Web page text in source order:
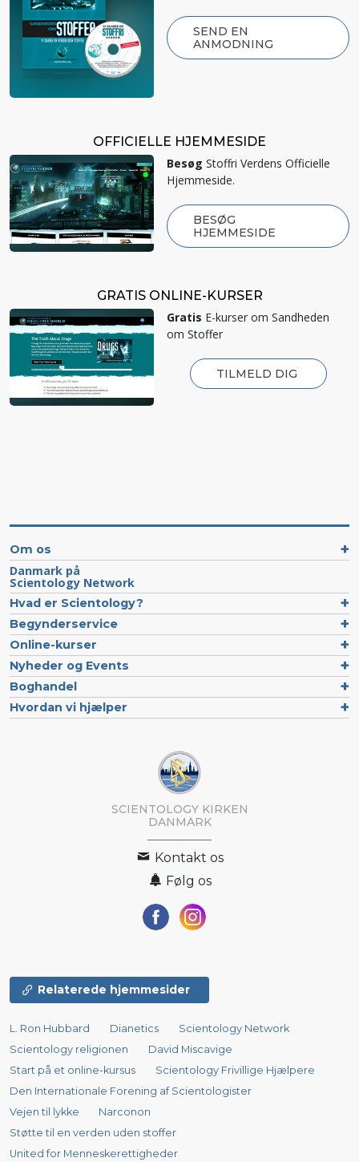
SEND EN
ANMODNING
OFFICIELLE HJEMMESIDE
Besøg Stoffri Verdens Officielle
Hjemmeside.
BESØG
HJEMMESIDE
GRATIS ONLINE-KURSER
Gratis E-kurser om Sandheden
om Stoffer
TILMELD DIG
Om os
Danmark på
Scientology Network
Hvad er Scientology?
Begynderservice
Online-kurser
Nyheder og Events
Boghandel
Hvordan vi hjælper
SCIENTOLOGY KIRKEN
DANMARK
Kontakt os
Følg os
Relaterede hjemmesider
L. Ron Hubbard Dianetics
Scientology Network
Scientology religionen
David Miscavige
Start på et online-kursus
Scientology Frivillige Hjælpere
Den Internationale Forening af Scientologister
Vejen til lykke
Narconon
Støtte til en verden uden stoffer
United for Menneskerettigheder